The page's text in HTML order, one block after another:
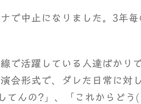
で中止になりました。3年毎
活躍している人達ばかり
会形式で、ダレた日常に対
てんの?」、「これからどう